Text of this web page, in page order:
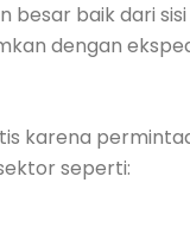
besar baik dari sisi
dengan
karena
seperti: